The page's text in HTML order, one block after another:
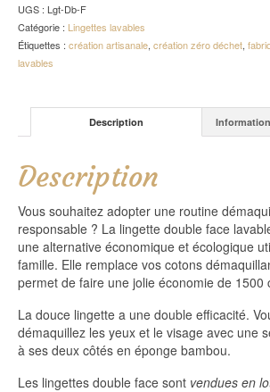
UGS : Lgt-Db-F
Catégorie : Lingettes lavables
Étiquettes : création artisanale, création zéro déchet,
lavables
Description
Description
Vous souhaitez adopter une routine
responsable ? La lingette double face
une alternative économique et écologique
famille. Elle remplace vos cotons
permet de faire une jolie économie de 1500
La douce lingette a une double efficacité.
démaquillez les yeux et le visage avec une
à ses deux côtés en éponge bambou.
Les lingettes double face sont vendues en